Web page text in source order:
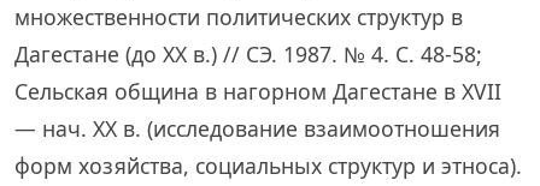
множественности политических структур в
Дагестане (до XX в.) // СЭ. 1987. № 4. С. 48-58;
Сельская община в нагорном Дагестане в XVII
— нач. XX в. (исследование взаимоотношения
форм хозяйства, социальных структур и этноса).